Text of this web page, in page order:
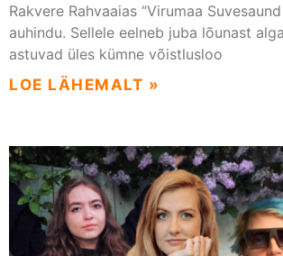
Rakvere Rahvaaias “Virumaa
auhindu. Sellele eelneb juba lõunast
astuvad üles kümne võistlusloo
LOE LÄHEMALT »